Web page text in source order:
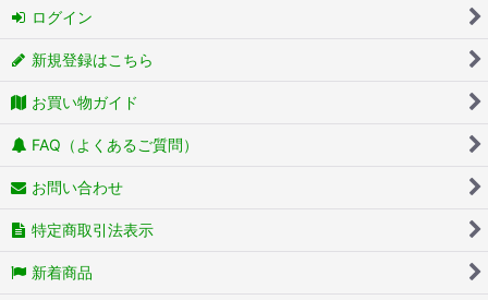
ログイン
新規登録はこちら
お買い物ガイド
FAQ（よくあるご質問）
お問い合わせ
特定商取引法表示
新着商品